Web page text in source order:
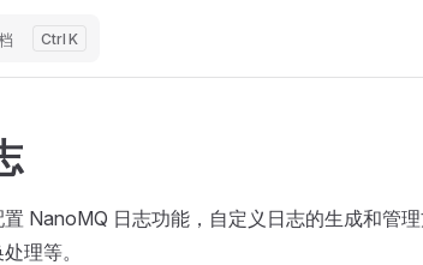
K
NanoMQ 日志功能，自定义日志的生成和管
理等。